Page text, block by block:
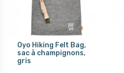
Oyo Hiking Felt Bag,
sac à champignons,
gris